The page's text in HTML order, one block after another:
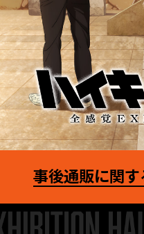
事後通販に関